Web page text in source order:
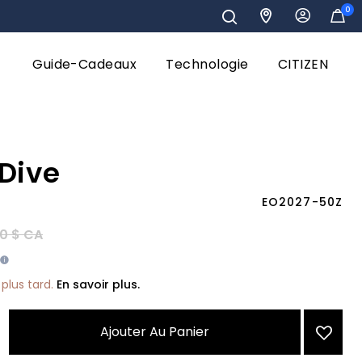
Guide-Cadeaux Technologie CITIZEN
0
EO2027-50Z
de
$ CAà
tard. En savoir plus.
Ajouter Au Panier